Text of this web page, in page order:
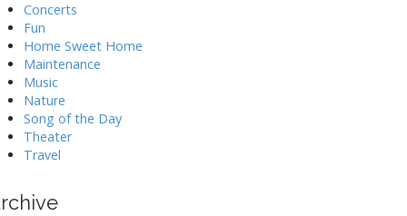
Concerts
Fun
Home Sweet Home
Maintenance
Music
Nature
Song of the Day
Theater
Travel